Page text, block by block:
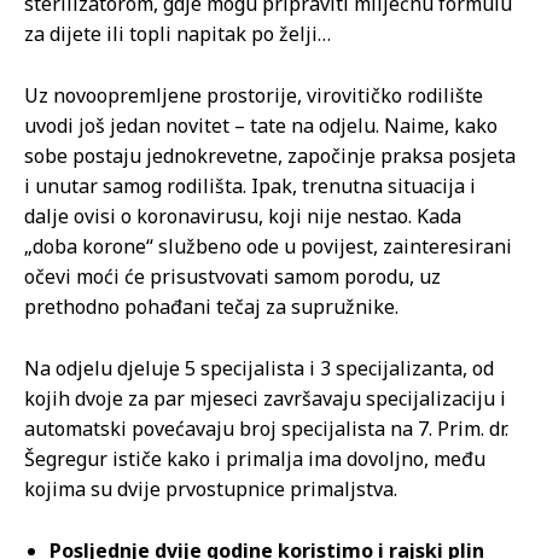
za dijete ili topli napitak po želji…
Uz novoopremljene prostorije, virovitičko rodilište
uvodi još jedan novitet – tate na odjelu. Naime, kako
sobe postaju jednokrevetne, započinje praksa posjeta
i unutar samog rodilišta. Ipak, trenutna situacija i
dalje ovisi o koronavirusu, koji nije nestao. Kada
„doba korone“ službeno ode u povijest, zainteresirani
očevi moći će prisustvovati samom porodu, uz
prethodno pohađani tečaj za supružnike.
Na odjelu djeluje 5 specijalista i 3 specijalizanta, od
kojih dvoje za par mjeseci završavaju specijalizaciju i
automatski povećavaju broj specijalista na 7. Prim. dr.
Šegregur ističe kako i primalja ima dovoljno, među
kojima su dvije prvostupnice primaljstva.
Posljednje dvije godine koristimo i rajski plin